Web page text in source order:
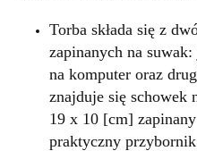
Torba składa się z
zapinanych na
na komputer oraz
znajduje się schowek
19 x 10 [cm]
praktyczny